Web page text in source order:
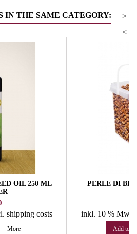
IN THE SAME CATEGORY:
>
<
OIL 250 ML
shipping costs
More
PERLE DI
inkl. 10 %
Add to